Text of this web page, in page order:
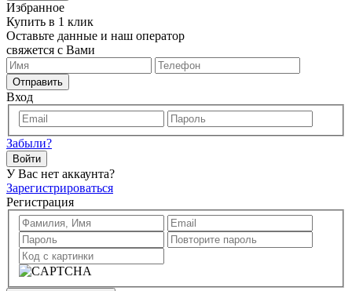
Избранное
Купить в 1 клик
Оставьте данные и наш оператор
свяжется с Вами
Отправить
Вход
Забыли?
Войти
У Вас нет аккаунта?
Зарегистрироваться
Регистрация